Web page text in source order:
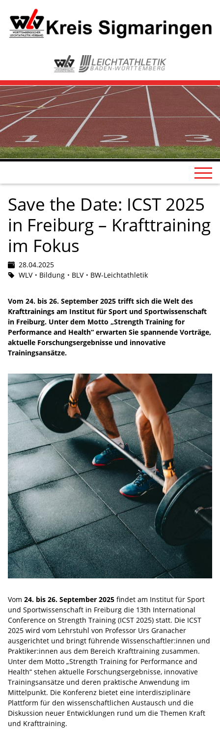
Save the Date: ICST 2025
in Freiburg – Krafttraining
im Fokus
28.04.2025
WLV
Bildung BLV BW-Leichtathletik
Vom 24. bis 26. September 2025 trifft sich die Welt des
Krafttrainings am Institut für Sport und Sportwissenschaft
in Freiburg. Unter dem Motto „Strength Training for
Performance and Health“ erwarten Sie spannende Vorträge,
aktuelle Forschungsergebnisse und innovative
Trainingsansätze.
Vom 24. bis 26. September 2025 findet am Institut für Sport
und Sportwissenschaft in Freiburg die 13th International
Conference on Strength Training (ICST 2025) statt. Die ICST
2025 wird vom Lehrstuhl von Professor Urs Granacher
ausgerichtet und bringt führende Wissenschaftler:innen und
Praktiker:innen aus dem Bereich Krafttraining zusammen.
Unter dem Motto „Strength Training for Performance and
Health“ stehen aktuelle Forschungsergebnisse, innovative
Trainingsansätze und deren praktische Anwendung im
Mittelpunkt. Die Konferenz bietet eine interdisziplinäre
Plattform für den wissenschaftlichen Austausch und die
Diskussion neuer Entwicklungen rund um die Themen Kraft
und Krafttraining.